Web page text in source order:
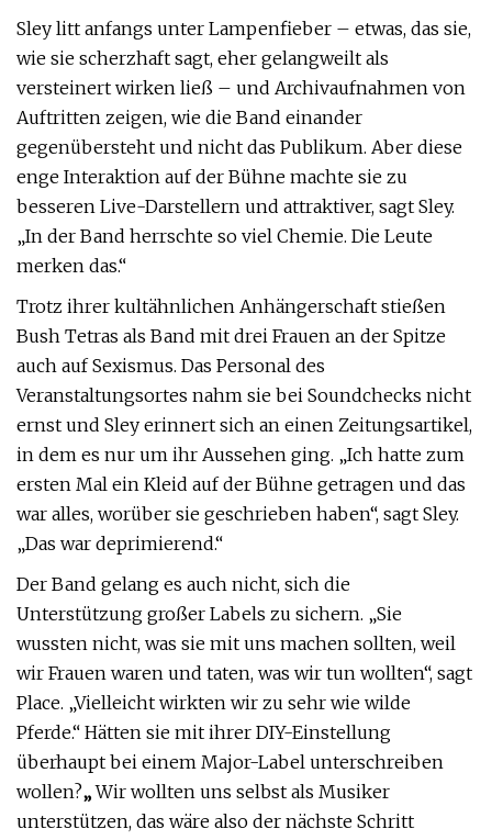
Sley litt anfangs unter Lampenfieber – etwas, das sie,
wie sie scherzhaft sagt, eher gelangweilt als
versteinert wirken ließ – und Archivaufnahmen von
Auftritten zeigen, wie die Band einander
gegenübersteht und nicht das Publikum. Aber diese
enge Interaktion auf der Bühne machte sie zu
besseren Live-Darstellern und attraktiver, sagt Sley.
„In der Band herrschte so viel Chemie. Die Leute
merken das.“
Trotz ihrer kultähnlichen Anhängerschaft stießen
Bush Tetras als Band mit drei Frauen an der Spitze
auch auf Sexismus. Das Personal des
Veranstaltungsortes nahm sie bei Soundchecks nicht
ernst und Sley erinnert sich an einen Zeitungsartikel,
in dem es nur um ihr Aussehen ging. „Ich hatte zum
ersten Mal ein Kleid auf der Bühne getragen und das
war alles, worüber sie geschrieben haben“, sagt Sley.
„Das war deprimierend.“
Der Band gelang es auch nicht, sich die
Unterstützung großer Labels zu sichern. „Sie
wussten nicht, was sie mit uns machen sollten, weil
wir Frauen waren und taten, was wir tun wollten“, sagt
Place. „Vielleicht wirkten wir zu sehr wie wilde
Pferde.“ Hätten sie mit ihrer DIY-Einstellung
überhaupt bei einem Major-Label unterschreiben
wollen?„Wir wollten uns selbst als Musiker
unterstützen, das wäre also der nächste Schritt